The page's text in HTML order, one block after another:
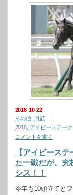
2018-10-22
その他 回顧
2018 アイビーステーク
コメントを書く
【アイビース
た一戦だが、究
シス！！
今年も10頭立てと